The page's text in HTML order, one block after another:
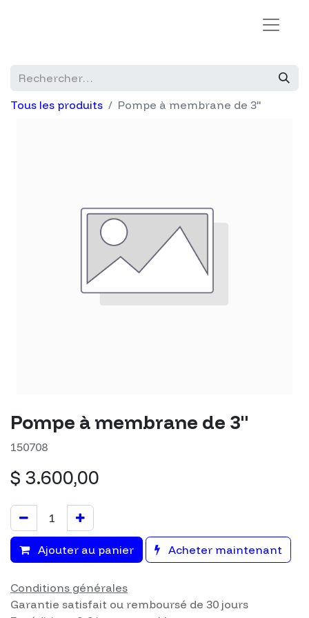
Tous les produits Pompe à membrane de 3"
Pompe à membrane de 3"
150708
$ 3.600,00
Ajouter au panier Acheter maintenant
Conditions générales
Garantie satisfait ou remboursé de 30 jours